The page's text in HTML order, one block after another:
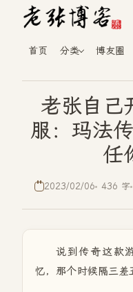
首页 分类 博友圈
老张自己
服：玛法
任
2023/02/06 436 字
说到传奇这款
忆，那个时候隔三差